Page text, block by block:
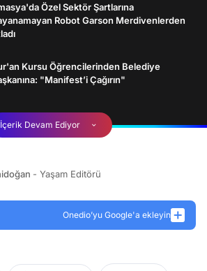
Özel Sektör Şartlarına
Robot Garson Merdivenlerden
Kursu Öğrencilerinden Belediye
"Manifest’i Çağırın"
İçerik Devam Ediyor
- Yaşam Editörü
Onedio’yu Google'a ekleyin